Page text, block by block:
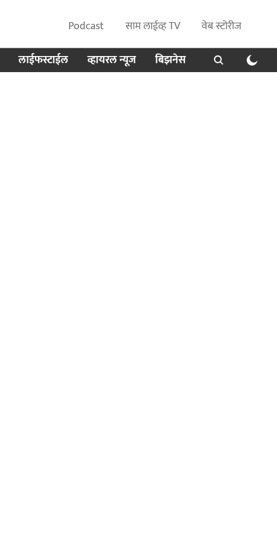
Podcast साम लाईव्ह TV
वेब स्टोरीज
लाईफस्टाईल व्हायरल न्यूज बिझनेस